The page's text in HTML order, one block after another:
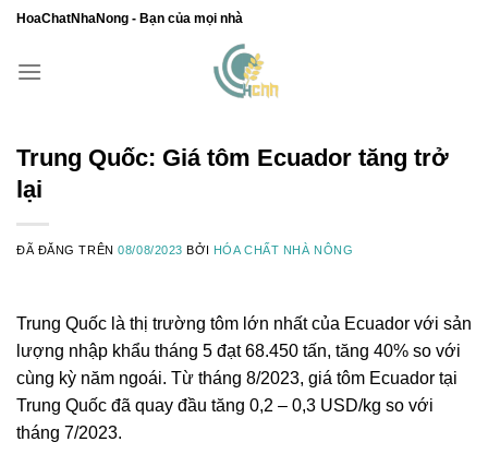
Chuyển
nội
HoaChatNhaNong - Bạn của mọi nhà
Trung Quốc: Giá tôm Ecuador tăng trở
lại
ĐÃ ĐĂNG TRÊN08/08/2023 BỞI HÓA CHẤT NHÀ NÔNG
Trung Quốc là thị trường tôm lớn nhất của Ecuador với sản
lượng nhập khẩu tháng 5 đạt 68.450 tấn, tăng 40% so với
cùng kỳ năm ngoái. Từ tháng 8/2023, giá tôm Ecuador tại
Trung Quốc đã quay đầu tăng 0,2 – 0,3 USD/kg so với
tháng 7/2023.